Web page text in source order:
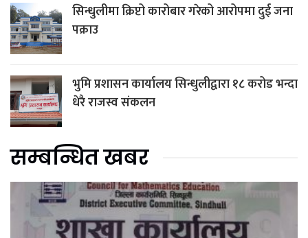
सिन्धुलीमा क्रिप्टो कारोबार गरेको आरोपमा दुई जना
पक्राउ
भुमि प्रशासन कार्यालय सिन्धुलीद्वारा १८ करोड भन्दा
धेरै राजस्व संकलन
सम्बन्धित खबर